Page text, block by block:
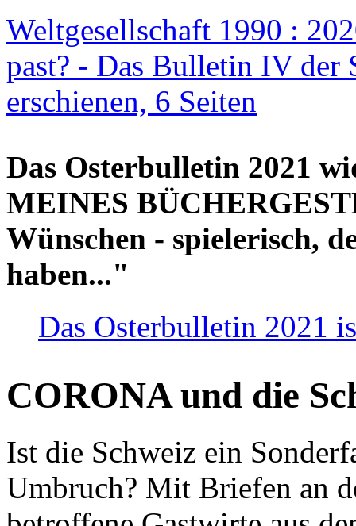
Weltgesellschaft 1990 :
past? - Das Bulletin IV der
erschienen, 6 Seiten
Das Osterbulletin 2021
MEINES
Wünschen - spielerisch,
haben..."
Das Osterbulletin 2021
CORONA und die
Ist die Schweiz ein
Umbruch? Mit Briefen an